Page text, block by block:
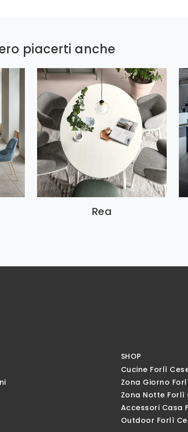
piacerti anche
Rea
SHOP
Cucine Forlì
Zona Giorno
Zona Notte Forlì
Accessori Casa
Outdoor Forlì